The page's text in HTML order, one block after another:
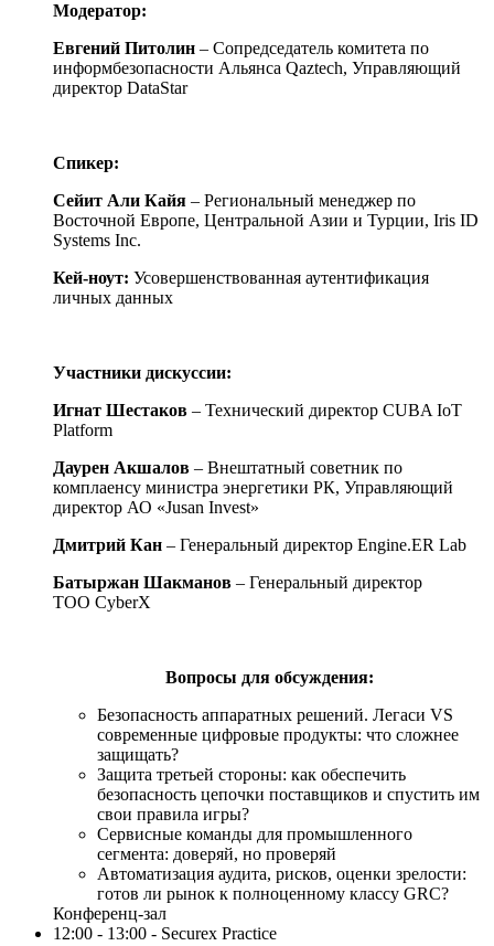
Модератор:
Евгений Питолин – Сопредседатель комитета по
информбезопасности Альянса Qaztech, Управляющий
директор DataStar
Спикер:
Сейит Али Кайя – Региональный менеджер по
Восточной Европе, Центральной Азии и Турции, Iris ID
Systems Inc.
Кей-ноут: Усовершенствованная аутентификация
личных данных
Участники дискуссии:
Игнат Шестаков – Технический директор CUBA IoT
Platform
Даурен Акшалов – Внештатный советник по
комплаенсу министра энергетики РК, Управляющий
директор АО «Jusan Invest»
Дмитрий Кан – Генеральный директор Engine.ER Lab
Батыржан Шакманов – Генеральный директор
ТОО CyberX
Вопросы для обсуждения:
Безопасность аппаратных решений. Легаси VS
современные цифровые продукты: что сложнее
защищать?
Защита третьей стороны: как обеспечить
безопасность цепочки поставщиков и спустить им
свои правила игры?
Сервисные команды для промышленного
сегмента: доверяй, но проверяй
Автоматизация аудита, рисков, оценки зрелости:
готов ли рынок к полноценному классу GRC?
Конференц-зал
12:00 - 13:00 - Securex Practice